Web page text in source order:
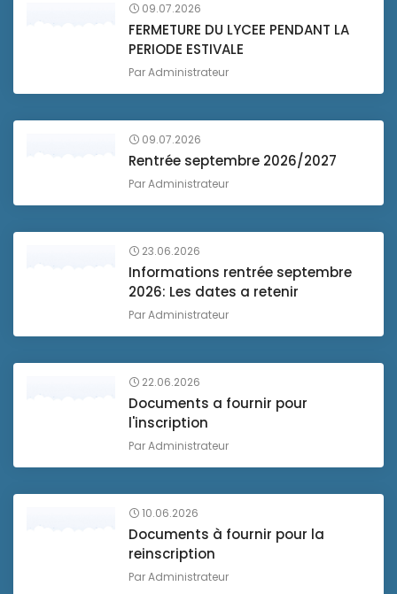
09.07.2026
FERMETURE DU LYCEE PENDANT LA
PERIODE ESTIVALE
ParAdministrateur
09.07.2026
Rentrée septembre 2026/2027
ParAdministrateur
23.06.2026
Informations rentrée septembre
2026: Les dates a retenir
ParAdministrateur
22.06.2026
Documents a fournir pour
l'inscription
ParAdministrateur
10.06.2026
Documents à fournir pour la
reinscription
ParAdministrateur